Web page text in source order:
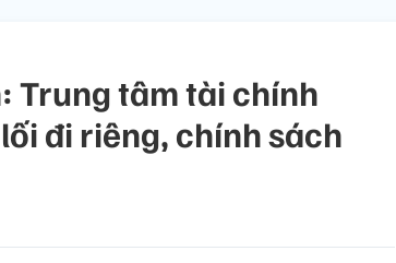
Trung tâm tài chính
đi riêng, chính sách